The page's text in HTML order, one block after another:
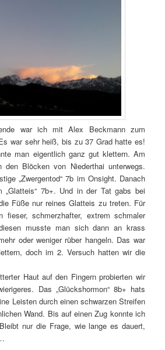
war ich mit Alex Beckmann zum
war sehr heiß, bis zu 37 Grad hatte es!
man eigentlich ganz gut klettern. Am
den Blöcken von Niederthai unterwegs.
„Zwergentod“ 7b im Onsight. Danach
„Glatteis“ 7b+. Und in der Tat gabs bei
Füße nur reines Glatteis zu treten. Für
fieser, schmerzhafter, extrem schmaler
musste man sich dann an krass
oder weniger rüber hangeln. Das war
doch im 2. Versuch hatten wir die
Haut auf den Fingern probierten wir
Das „Glückshormon“ 8b+ hats
Leisten durch einen schwarzen Streifen
Wand. Bis auf einen Zug konnte ich
nur die Frage, wie lange es dauert,